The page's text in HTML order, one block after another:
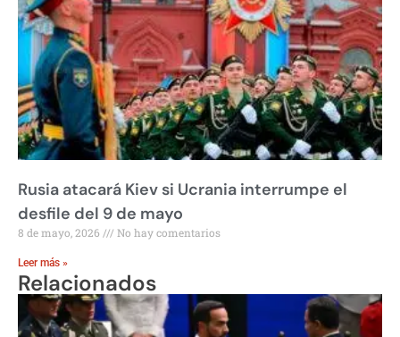
Rusia atacará Kiev si Ucrania interrumpe el
desfile del 9 de mayo
8 de mayo, 2026 No hay comentarios
Leer más »
Relacionados